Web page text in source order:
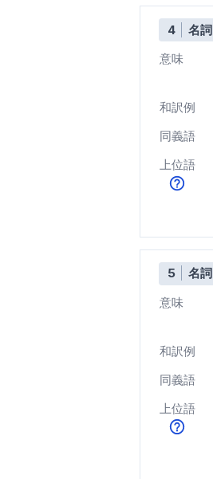
4 名詞
意味
和訳例
同義語
上位語
5 名詞
意味
和訳例
同義語
上位語